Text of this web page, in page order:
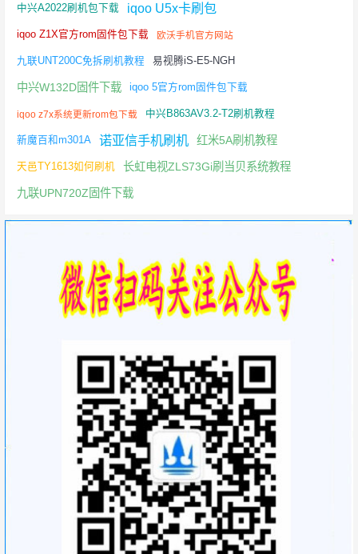
中兴A2022刷机包下载 iqoo U5x卡刷包
iqoo Z1X官方rom固件包下载 欧沃手机官方网站
九联UNT200C免拆刷机教程 易视腾iS-E5-NGH
中兴W132D固件下载 iqoo 5官方rom固件包下载
iqoo z7x系统更新rom包下载 中兴B863AV3.2-T2刷机教程
新魔百和m301A 诺亚信手机刷机 红米5A刷机教程
天邑TY1613如何刷机 长虹电视ZLS73Gi刷当贝系统教程
九联UPN720Z固件下载